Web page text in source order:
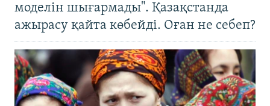
моделін шығармады". Қазақстанда
ажырасу қайта көбейді. Оған не себеп?